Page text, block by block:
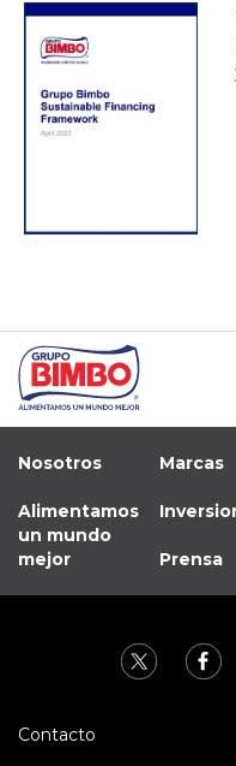
Nosotros
Alimentamos
un mundo
mejor
Marcas
Prensa
Contacto